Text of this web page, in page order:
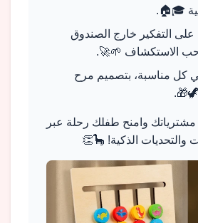
🎓🏠.
على التفكير خارج الصندوق
حب الاستكشاف 🌱🚀.
كل مناسبة، بتصميم مرح
🦖🎁.
مشترياتك وامنح طفلك رحلة عبر
والتحديات الذكية! 🦕👏